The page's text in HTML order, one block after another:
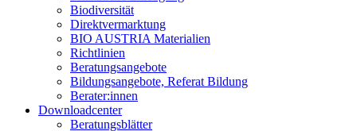
Biodiversität
Direktvermarktung
BIO AUSTRIAMaterialien
Richtlinien
Beratungsangebote
Bildungsangebote, Referat Bildung
Berater:innen
Downloadcenter
Beratungsblätter